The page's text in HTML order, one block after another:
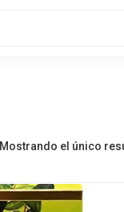
Mostrando el único